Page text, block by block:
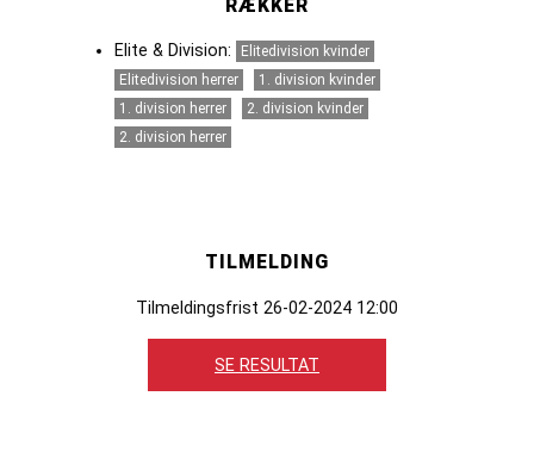
RÆKKER
Elite & Division:
Elitedivision kvinder
Elitedivision herrer
1. division kvinder
1. division herrer
2. division kvinder
2. division herrer
TILMELDING
Tilmeldingsfrist 26-02-2024 12:00
SE RESULTAT